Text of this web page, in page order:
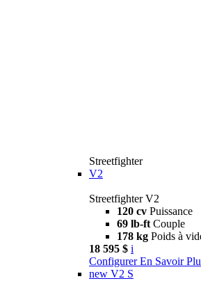
Streetfighter
V2
Streetfighter V2
120 cv Puissance
69 lb-ft Couple
178 kg Poids à
18 595 $ i
Configurer En Savoir
new V2 S